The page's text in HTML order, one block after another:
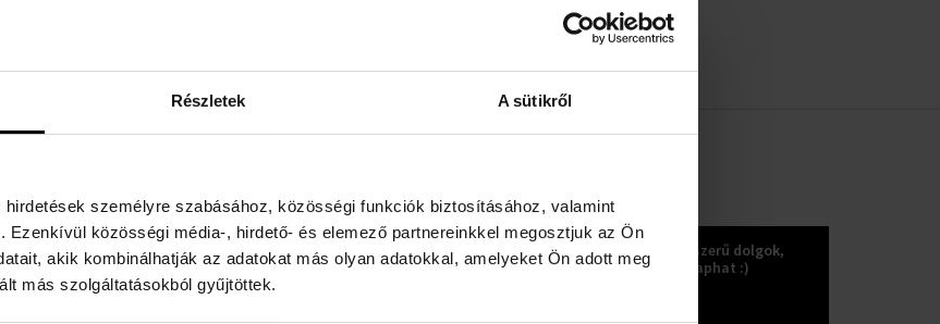
Részletek A sütikről
személyre szabásához, közösségi funkciók biztosításához, valamint
Ezenkívül közösségi média-, hirdető- és elemező partnereinkkel megosztjuk az Ön
akik kombinálhatják az adatokat más olyan adatokkal, amelyeket Ön adott meg
más szolgáltatásokból gyűjtöttek.
Feltételek
FIZETÉSI INFORMÁCIÓK
Utánvéttel
KOKULETTER
Újdonságok, trendek és egyéb nagyszerű dolgok,
amelyeket a kokuletter küldésével kaphat :)